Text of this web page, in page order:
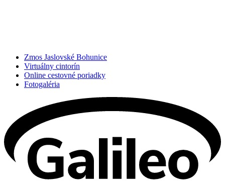
Zmos Jaslovské Bohunice
Virtuálny cintorín
Online cestovné poriadky
Fotogaléria